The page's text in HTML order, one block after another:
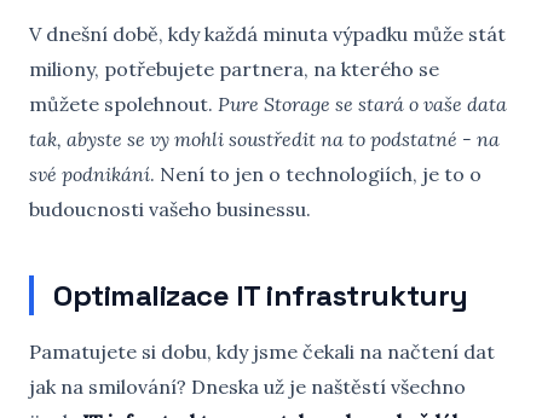
V dnešní době, kdy každá minuta výpadku může stát
miliony, potřebujete partnera, na kterého se
můžete spolehnout. Pure Storage se stará o vaše data
tak, abyste se vy mohli soustředit na to podstatné - na
své podnikání. Není to jen o technologiích, je to o
budoucnosti vašeho businessu.
Optimalizace IT infrastruktury
Pamatujete si dobu, kdy jsme čekali na načtení dat
jak na smilování? Dneska už je naštěstí všechno